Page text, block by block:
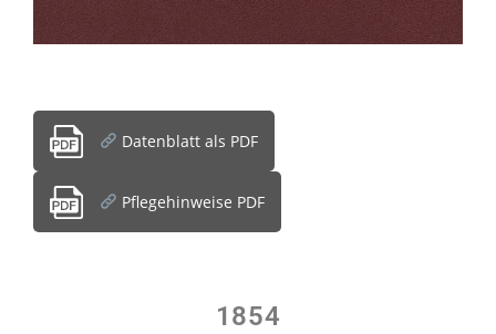
Datenblatt als PDF
Pflegehinweise PDF
1854